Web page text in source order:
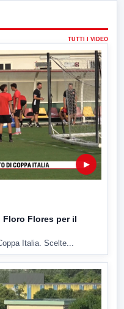
TUTTI I VIDEO
▶
Flores per il
Italia. Scelte...